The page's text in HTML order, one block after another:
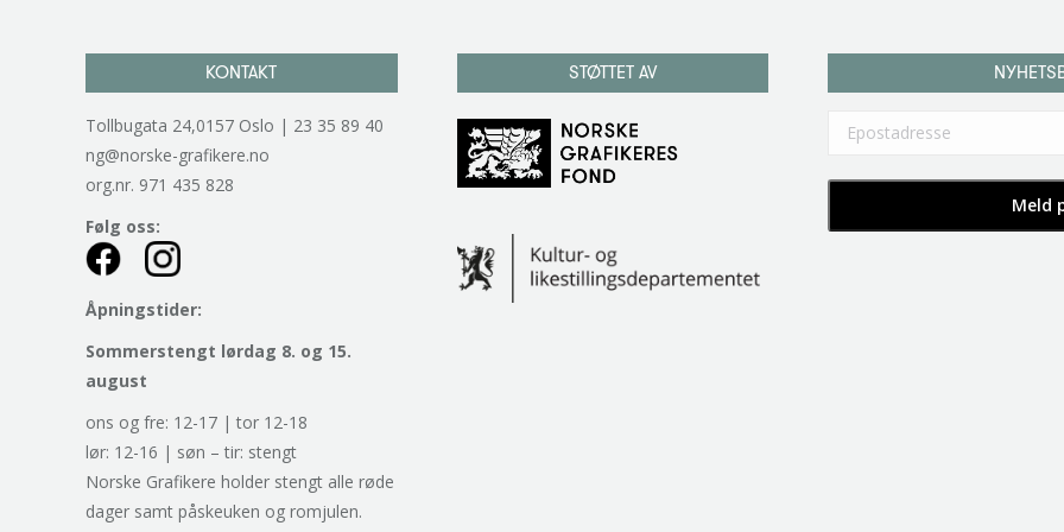
KONTAKT
Tollbugata 24,0157 Oslo | 23 35 89 40
ng@norske-grafikere.no
org.nr. 971 435 828
Følg oss:
Åpningstider:
Sommerstengt lørdag 8. og 15.
august
ons og fre: 12-17 | tor 12-18
lør: 12-16 | søn – tir: stengt
Norske Grafikere holder stengt alle røde
dager samt påskeuken og romjulen.
STØTTET AV